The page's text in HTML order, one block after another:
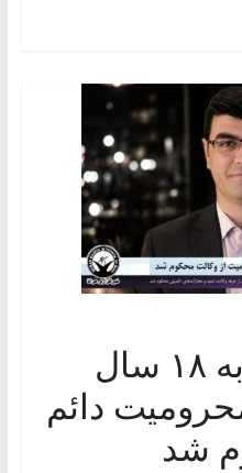
جواد علیکردی به ۱۸ سال
دائم
شد